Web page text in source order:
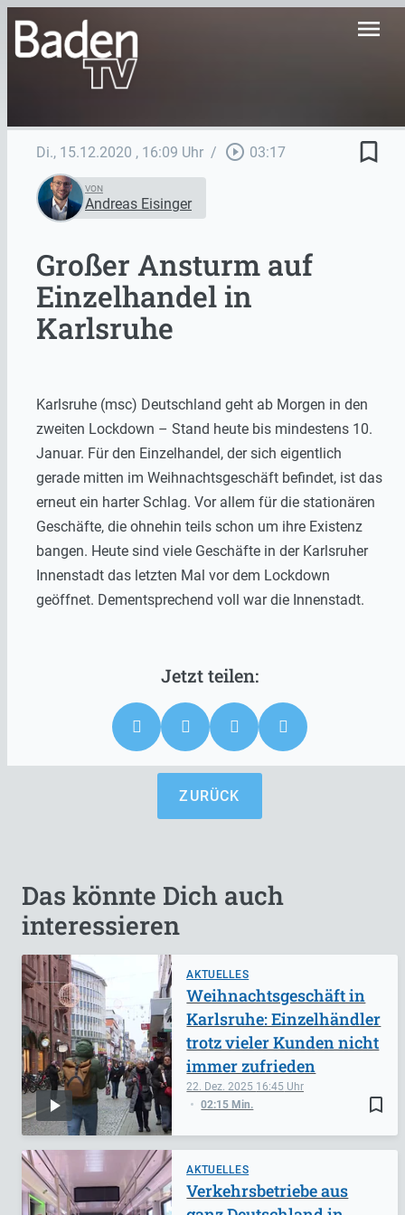
menu
Di., 15.12.2020 , 16:09 Uhr / play_circle_outline 03:17 bookmark_border
VON
Andreas Eisinger
Großer Ansturm auf
Einzelhandel in
Karlsruhe
Karlsruhe (msc) Deutschland geht ab Morgen in den
zweiten Lockdown – Stand heute bis mindestens 10.
Januar. Für den Einzelhandel, der sich eigentlich
gerade mitten im Weihnachtsgeschäft befindet, ist das
erneut ein harter Schlag. Vor allem für die stationären
Geschäfte, die ohnehin teils schon um ihre Existenz
bangen. Heute sind viele Geschäfte in der Karlsruher
Innenstadt das letzten Mal vor dem Lockdown
geöffnet. Dementsprechend voll war die Innenstadt.
ZURÜCK
Das könnte Dich auch
interessieren
AKTUELLES
bookmark_border
22. Dez. 2025 16:45
02:15 Min.
Weihnachtsgeschäft in
Karlsruhe: Einzelhändler
trotz vieler Kunden nicht
immer zufrieden
AKTUELLES
Verkehrsbetriebe aus